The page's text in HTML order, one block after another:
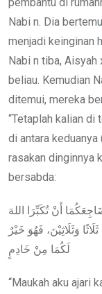
Nabi n. Dia
menjadi keinginan
Nabi n tiba, Aisyah
beliau. Kemudian
ditemui, mereka
“Tetaplah kalian di
di antara keduanya
rasakan dinginnya
bersabda:
أَنْ تُكَبِّرَا اللهَ
وَثَلَاثِيْنَ، فَهُوَ خَيْرٌ
لَكُمَا مِنْ خَادِمٍ
“Maukah aku ajari